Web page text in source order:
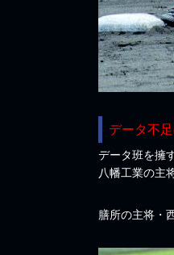
データ不
データ班を擁
八幡工業の主
膳所の主将・